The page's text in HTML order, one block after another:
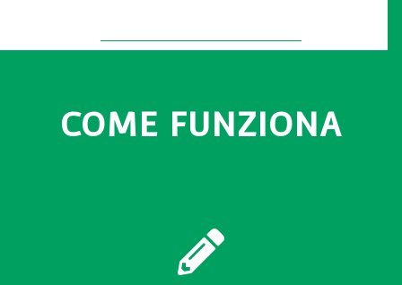
COME FUNZIONA